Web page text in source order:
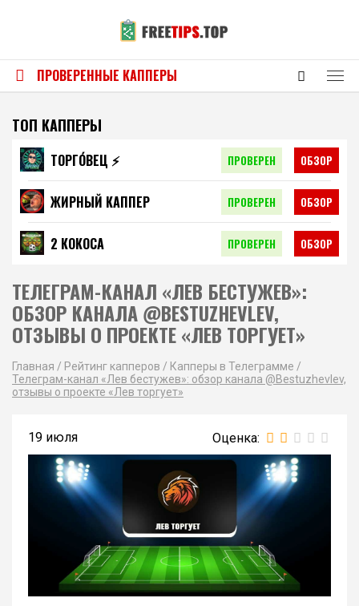
ПРОВЕРЕННЫЕ КАППЕРЫ
ТОП КАППЕРЫ
ТОРГО́ВЕЦ ⚡️ ПРОВЕРЕН ОБЗОР
ЖИРНЫЙ КАППЕР ПРОВЕРЕН ОБЗОР
2 КОКОСА ПРОВЕРЕН ОБЗОР
ТЕЛЕГРАМ-КАНАЛ «ЛЕВ БЕСТУЖЕВ»:
ОБЗОР КАНАЛА @BESTUZHEVLEV,
ОТЗЫВЫ О ПРОЕКТЕ «ЛЕВ ТОРГУЕТ»
Главная / Рейтинг капперов / Капперы в Телеграмме /
Телеграм-канал «Лев бестужев»: обзор канала @Bestuzhevlev,
отзывы о проекте «Лев торгует»
19 июля